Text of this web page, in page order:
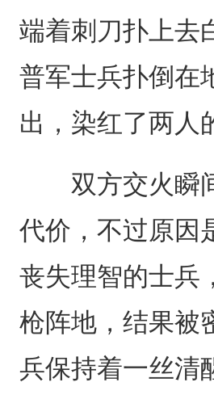
端着刺刀扑上去
普军士兵扑倒在
出，染红了两人
双方交火瞬间
代价，不过原因
丧失理智的士兵
枪阵地，结果被
兵保持着一丝清